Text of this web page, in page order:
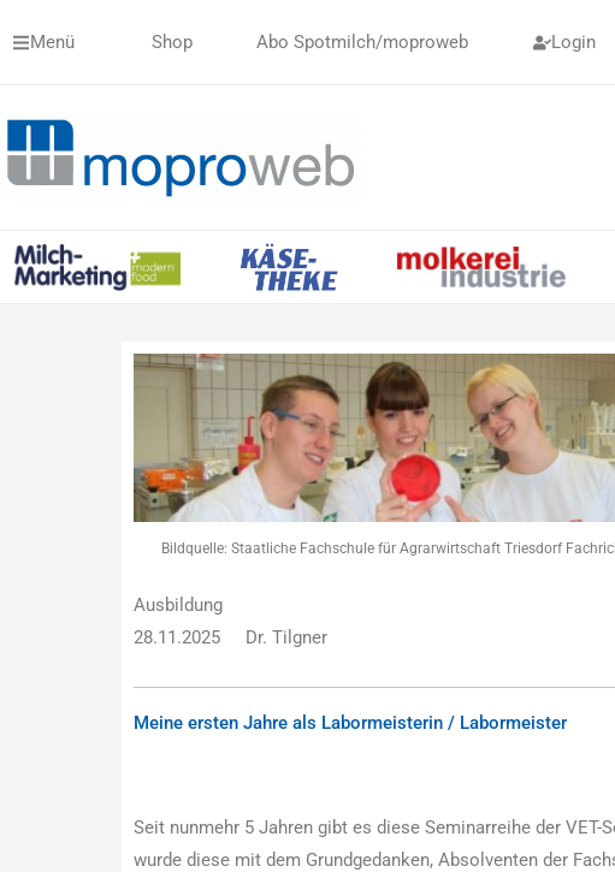
InhaltMenü Shop Abo Spotmilch/moproweb Login
Bildquelle: Staatliche Fachschule für Agrarwirtschaft Triesdorf
Ausbildung
28.11.2025
Dr. Tilgner
Meine ersten Jahre als Labormeisterin / Labormeister
Seit nunmehr 5 Jahren gibt es diese Seminarreihe der VET-
wurde diese mit dem Grundgedanken, Absolventen der